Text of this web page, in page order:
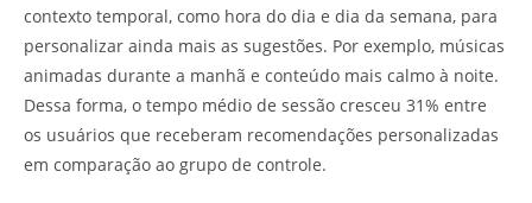
contexto temporal, como hora do dia e dia da semana, para
personalizar ainda mais as sugestões. Por exemplo, músicas
animadas durante a manhã e conteúdo mais calmo à noite.
Dessa forma, o tempo médio de sessão cresceu 31% entre
os usuários que receberam recomendações personalizadas
em comparação ao grupo de controle.